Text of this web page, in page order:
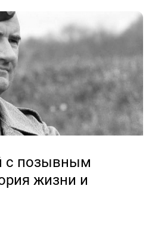
с позывным
жизни и